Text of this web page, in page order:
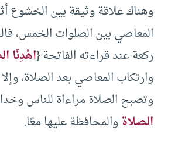
وهناك علاقة وثيقة بين الخشوع
المعاصي بين الصلوات الخمس،
ركعة عند قراءته الفاتحة {اهْدِنَا
وارتكاب المعاصي بعد الصلاة،
وتصبح الصلاة مراءاة للناس
الصلاةوالمحافظة عليها معًا.